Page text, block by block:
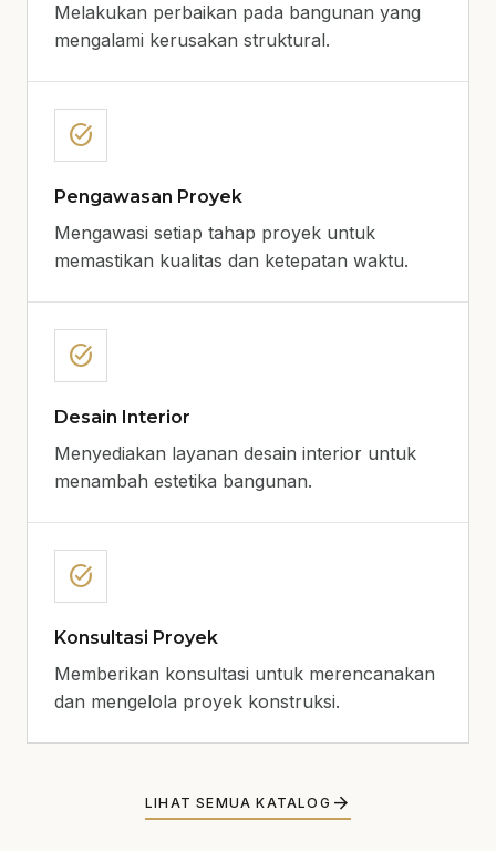
Melakukan perbaikan pada bangunan yang
mengalami kerusakan struktural.
task_alt
Pengawasan Proyek
Mengawasi setiap tahap proyek untuk
memastikan kualitas dan ketepatan waktu.
task_alt
Desain Interior
Menyediakan layanan desain interior untuk
menambah estetika bangunan.
task_alt
Konsultasi Proyek
Memberikan konsultasi untuk merencanakan
dan mengelola proyek konstruksi.
LIHAT SEMUA KATALOG arrow_forward